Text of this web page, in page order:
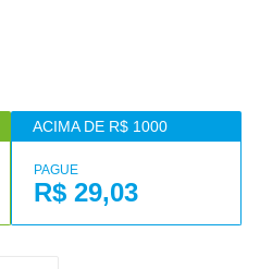
ACIMA DE R$ 1000
PAGUE
R$ 29,03